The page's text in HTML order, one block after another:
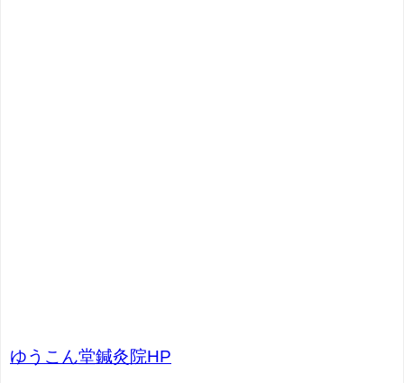
ゆうこん堂鍼灸院HP